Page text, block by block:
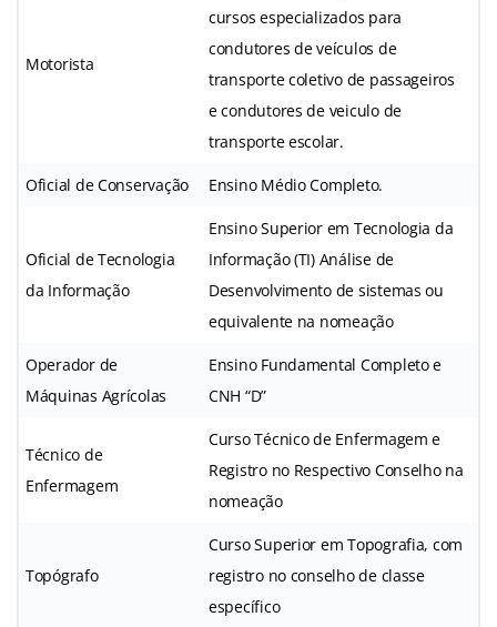
Motorista
cursos especializados para
condutores de veículos de
transporte coletivo de passageiros
e condutores de veiculo de
transporte escolar.
Oficial de Conservação Ensino Médio Completo.
Oficial de Tecnologia
da Informação
Ensino Superior em Tecnologia da
Informação (TI) Análise de
Desenvolvimento de sistemas ou
equivalente na nomeação
Operador de
Máquinas Agrícolas
Ensino Fundamental Completo e
CNH “D”
Técnico de
Enfermagem
Curso Técnico de Enfermagem e
Registro no Respectivo Conselho na
nomeação
Topógrafo
Curso Superior em Topografia, com
registro no conselho de classe
específico